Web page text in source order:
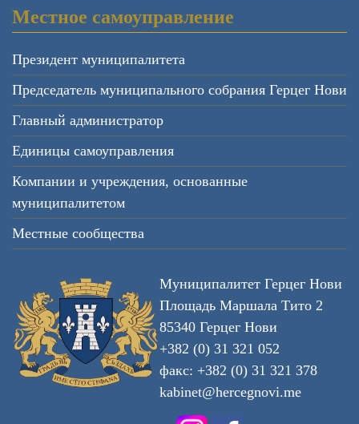
Местное самоуправление
Президент муниципалитета
Председатель муниципального собрания Герцег Нови
Главный администратор
Единицы самоуправления
Компании и учреждения, основанные
муниципалитетом
Местные сообщества
Муниципалитет Герцег Нови
Площадь Маршала Тито 2
85340 Герцег Нови
+382 (0) 31 321 052
факс: +382 (0) 31 321 378
kabinet@hercegnovi.me